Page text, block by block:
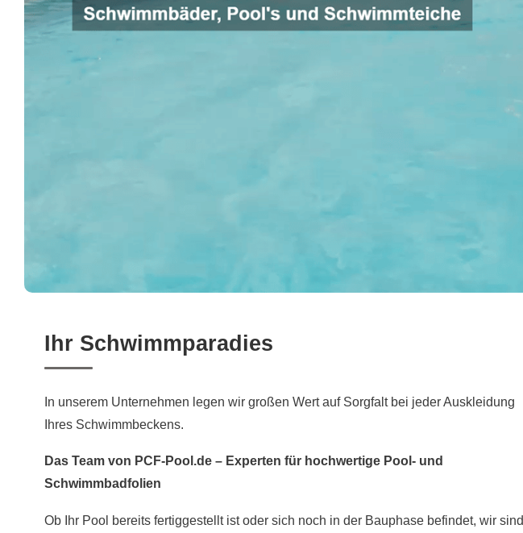
Ihr Schwimmparadies
In unserem Unternehmen legen wir großen Wert auf Sorgfalt bei jeder Auskleidung
Ihres Schwimmbeckens.
Das Team von PCF-Pool.de – Experten für hochwertige Pool- und
Schwimmbadfolien
Ob Ihr Pool bereits fertiggestellt ist oder sich noch in der Bauphase befindet, wir sind